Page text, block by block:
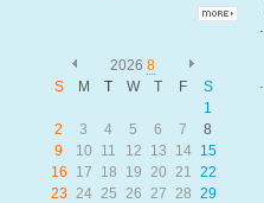
2026 8
S
M T W T F
S
1
2
3 4 5 6 7
8
9
10 11 12 13 14
15
16
17 18 19 20 21
22
23
24 25 26 27 28 29